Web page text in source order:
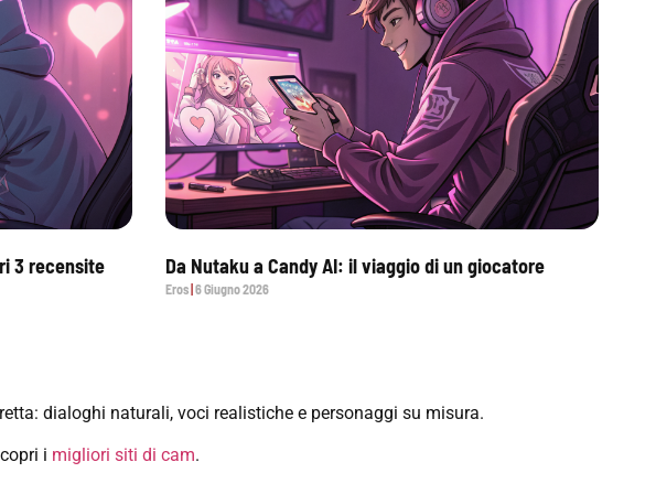
3 recensite Da Nutaku a Candy AI: il viaggio di un giocatore
Eros 6 Giugno 2026
dialoghi naturali, voci realistiche e personaggi su misura.
i migliori siti di cam.